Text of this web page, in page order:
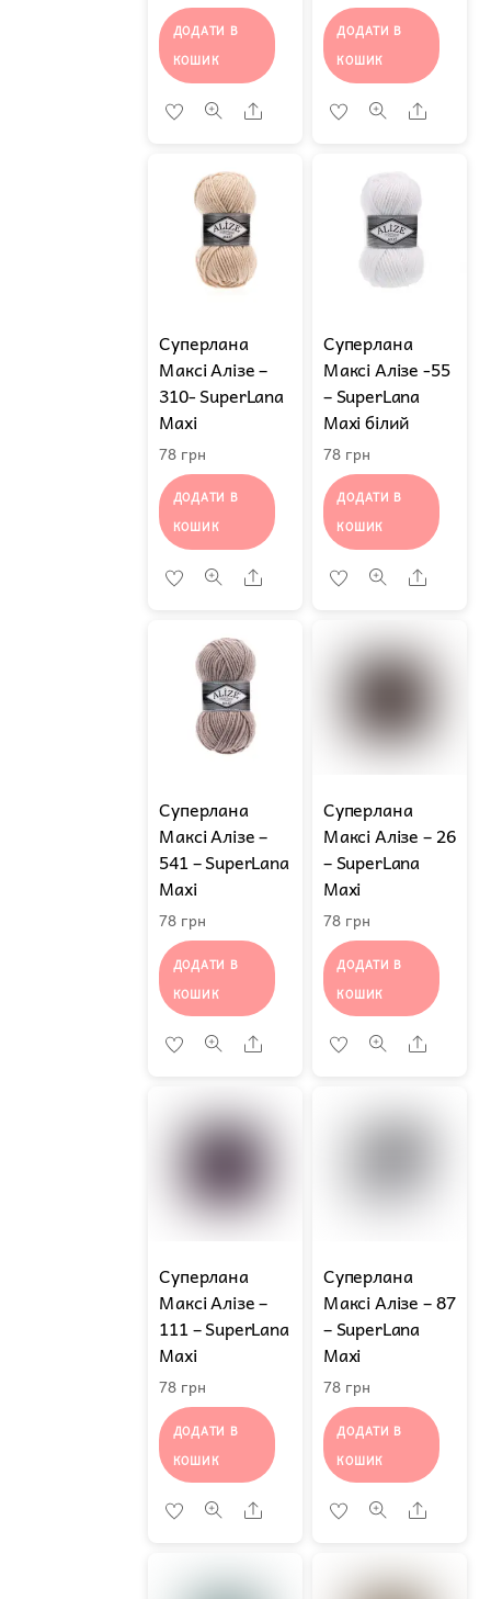
ДОДАТИ В
КОШИК
Share
ДОДАТИ В
КОШИК
Share
Суперлана
Максі Алізе –
310- SuperLana
Maxi
78 грн
ДОДАТИ В
КОШИК
Share
Суперлана
Максі Алізе -55
– SuperLana
Maxi білий
78 грн
ДОДАТИ В
КОШИК
Share
Суперлана
Максі Алізе –
541 – SuperLana
Maxi
78 грн
ДОДАТИ В
КОШИК
Share
Суперлана
Максі Алізе – 26
– SuperLana
Maxi
78 грн
ДОДАТИ В
КОШИК
Share
Суперлана
Максі Алізе –
111 – SuperLana
Maxi
78 грн
ДОДАТИ В
КОШИК
Share
Суперлана
Максі Алізе – 87
– SuperLana
Maxi
78 грн
ДОДАТИ В
КОШИК
Share